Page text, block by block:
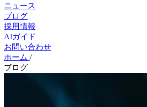
ニュース
ブログ
採用情報
AIガイド
お問い合わせ
ホーム /
ブログ